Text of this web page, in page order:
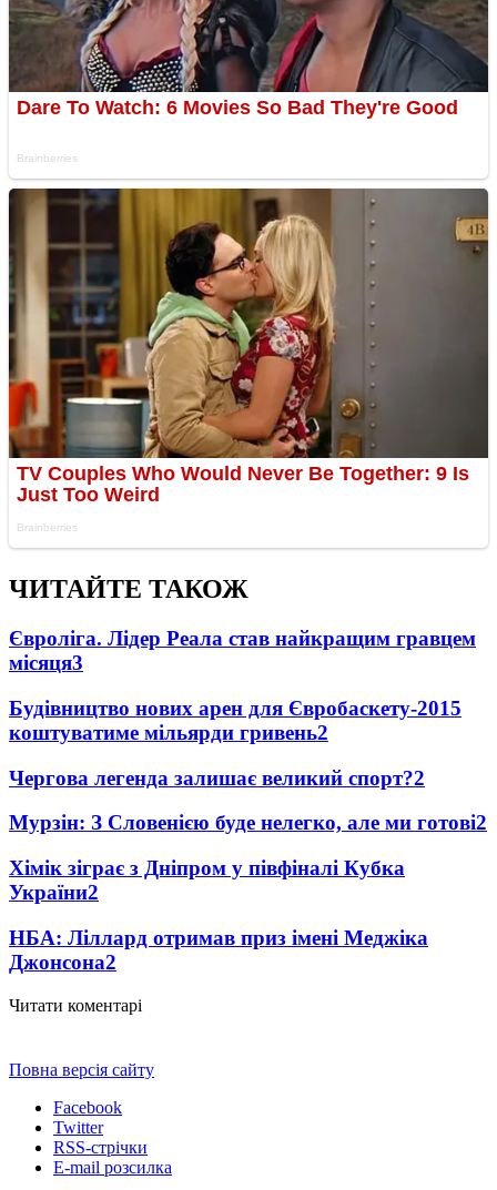
ЧИТАЙТЕ ТАКОЖ
Євроліга. Лідер Реала став найкращим гравцем
місяця3
Будівництво нових арен для Євробаскету-2015
коштуватиме мільярди гривень2
Чергова легенда залишає великий спорт?2
Мурзін: З Словенією буде нелегко, але ми готові2
Хімік зіграє з Дніпром у півфіналі Кубка
України2
НБА: Ліллард отримав приз імені Меджіка
Джонсона2
Читати коментарі
Повна версія сайту
Facebook
Twitter
RSS-стрічки
E-mail розсилка